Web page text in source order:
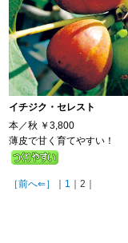
イチジク・セレスト
本／秋 ￥3,800
薄皮で甘く育てやすい！
［前へ⇐］ ｜ 1 ｜2｜